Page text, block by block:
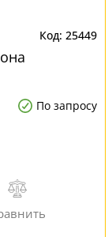
25449
По запросу